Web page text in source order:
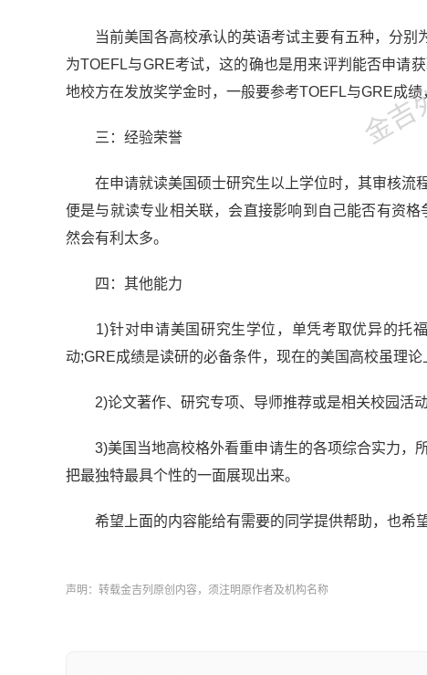
当前美国各高校承认的英语考试主要有五种，分别
为TOEFL与GRE考试，这的确也是用来评判能否申请
地校方在发放奖学金时，一般要参考TOEFL与GRE成
三：经验荣誉
在申请就读美国硕士研究生以上学位时，其审核流
便是与就读专业相关联，会直接影响到自己能否有资
然会有利太多。
四：其他能力
1)针对申请美国研究生学位，单凭考取优异的托福
动;GRE成绩是读研的必备条件，现在的美国高校虽理
2)论文著作、研究专项、导师推荐或是相关校园活动
3)美国当地高校格外看重申请生的各项综合实力，
把最独特最具个性的一面展现出来。
希望上面的内容能给有需要的同学提供帮助，也希望
金
声明：转载金吉列原创内容，须注明原作者及机构名称